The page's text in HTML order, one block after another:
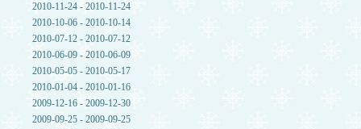
2010-11-24 - 2010-11-24
2010-10-06 - 2010-10-14
2010-07-12 - 2010-07-12
2010-06-09 - 2010-06-09
2010-05-05 - 2010-05-17
2010-01-04 - 2010-01-16
2009-12-16 - 2009-12-30
2009-09-25 - 2009-09-25